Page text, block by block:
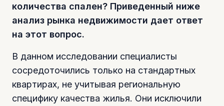
количества спален? Приведенный ниже
анализ рынка недвижимости дает ответ
на этот вопрос.
В данном исследовании специалисты
сосредоточились только на стандартных
квартирах, не учитывая региональную
специфику качества жилья. Они исключили